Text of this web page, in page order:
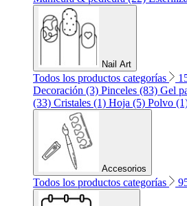
Nail Art
Todos los productos categorías
Decoración (3) Pinceles (83) Gel
(33) Cristales (1) Hoja (5) Polvo
Accesorios
Todos los productos categorías